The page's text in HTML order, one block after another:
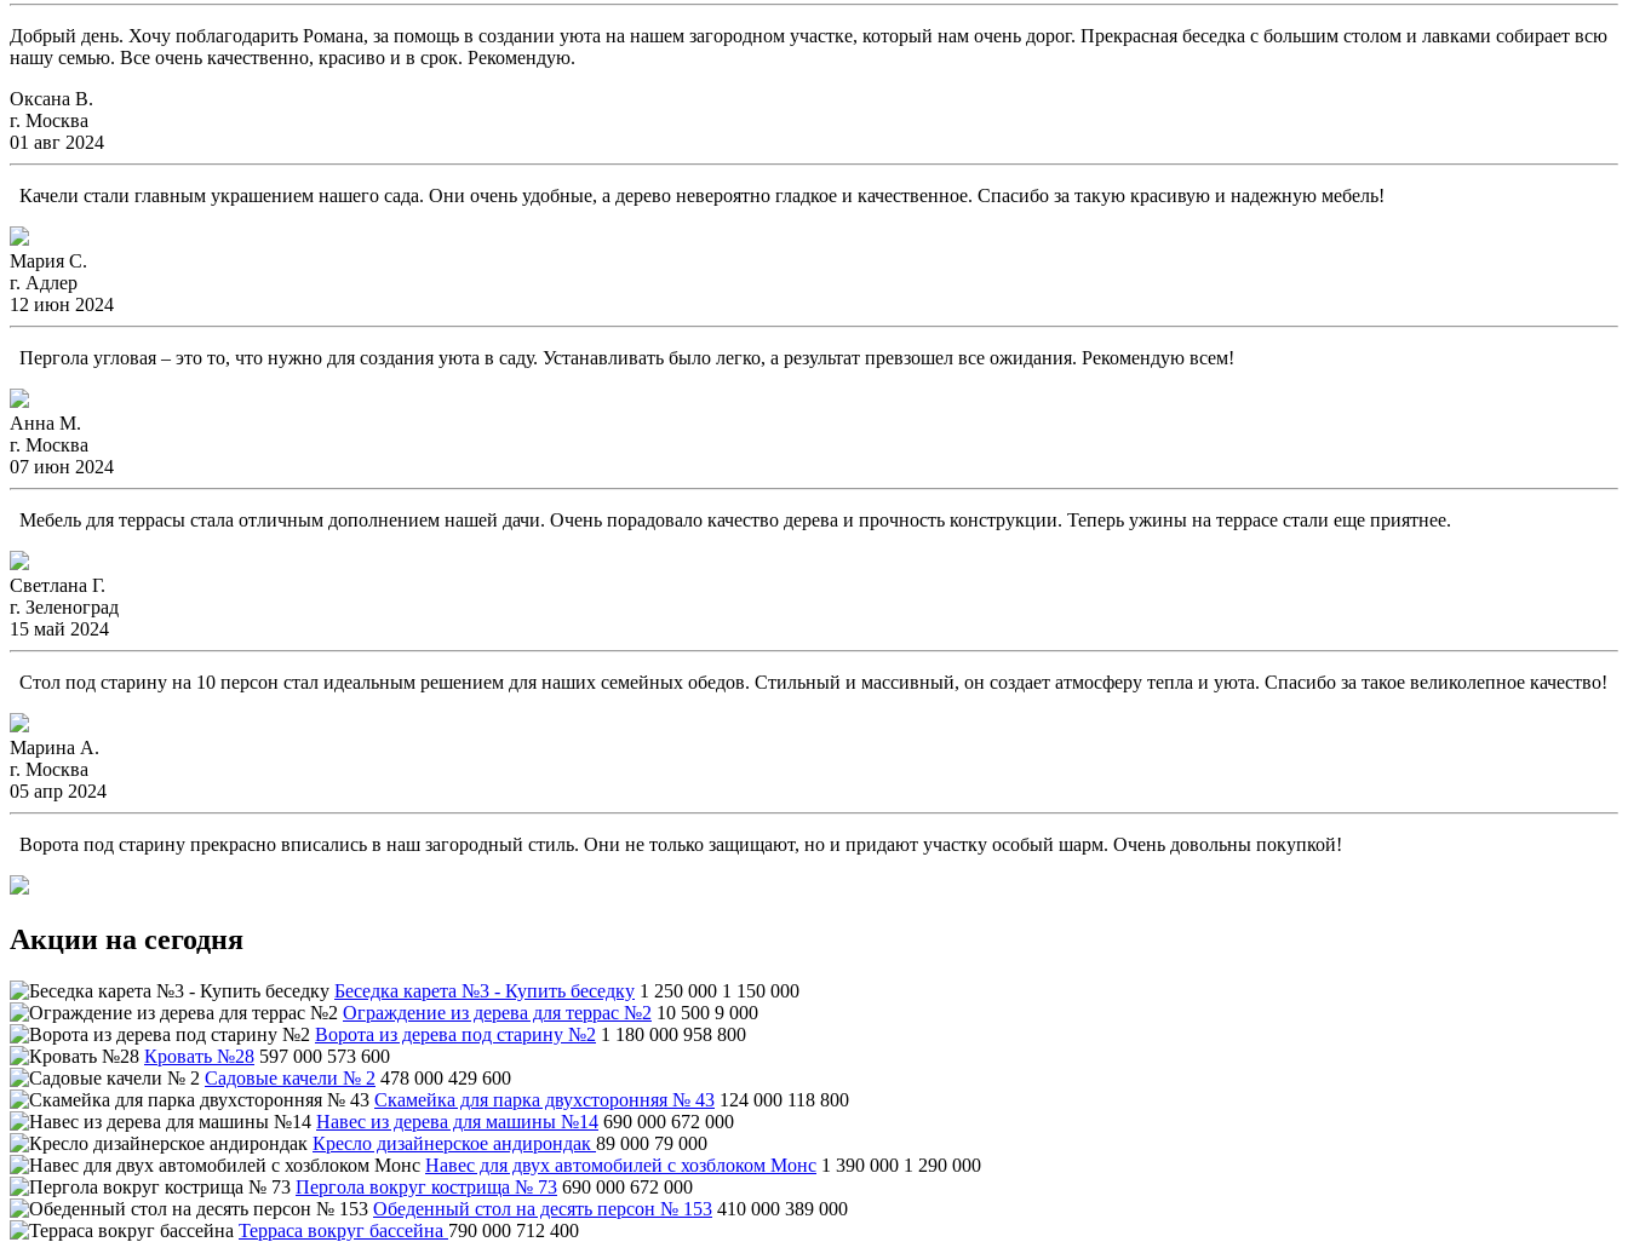
Добрый день. Хочу поблагодарить Романа, за помощь в создании уюта на нашем загородном участке, который нам очень дорог. Прекрасная беседка с большим столом и лавками собирает всю
нашу семью. Все очень качественно, красиво и в срок. Рекомендую.
Оксана В.
г. Москва
01 авг 2024
Качели стали главным украшением нашего сада. Они очень удобные, а дерево невероятно гладкое и качественное. Спасибо за такую красивую и надежную мебель!
Мария С.
г. Адлер
12 июн 2024
Пергола угловая – это то, что нужно для создания уюта в саду. Устанавливать было легко, а результат превзошел все ожидания. Рекомендую всем!
Анна М.
г. Москва
07 июн 2024
Мебель для террасы стала отличным дополнением нашей дачи. Очень порадовало качество дерева и прочность конструкции. Теперь ужины на террасе стали еще приятнее.
Светлана Г.
г. Зеленоград
15 май 2024
Стол под старину на 10 персон стал идеальным решением для наших семейных обедов. Стильный и массивный, он создает атмосферу тепла и уюта. Спасибо за такое великолепное качество!
Марина А.
г. Москва
05 апр 2024
Ворота под старину прекрасно вписались в наш загородный стиль. Они не только защищают, но и придают участку особый шарм. Очень довольны покупкой!
Акции на сегодня
Беседка карета №3 - Купить беседку 1 250 000 1 150 000
Ограждение из дерева для террас №2 10 500 9 000
Ворота из дерева под старину №2 1 180 000 958 800
Кровать №28 597 000 573 600
Садовые качели № 2 478 000 429 600
Скамейка для парка двухсторонняя № 43 124 000 118 800
Навес из дерева для машины №14 690 000 672 000
Кресло дизайнерское андирондак 89 000 79 000
Навес для двух автомобилей с хозблоком Монс 1 390 000 1 290 000
Пергола вокруг кострища № 73 690 000 672 000
Обеденный стол на десять персон № 153 410 000 389 000
Терраса вокруг бассейна 790 000 712 400